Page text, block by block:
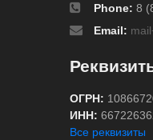
Phone: 8
Email:
ОГРН:
ИНН:
Все реквизиты